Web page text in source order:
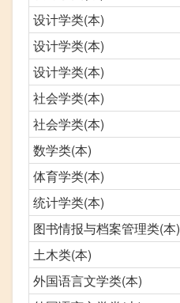
设计学类(本)
设计学类(本)
设计学类(本)
社会学类(本)
社会学类(本)
数学类(本)
体育学类(本)
统计学类(本)
图书情报与档案管理类(本)
土木类(本)
外国语言文学类(本)